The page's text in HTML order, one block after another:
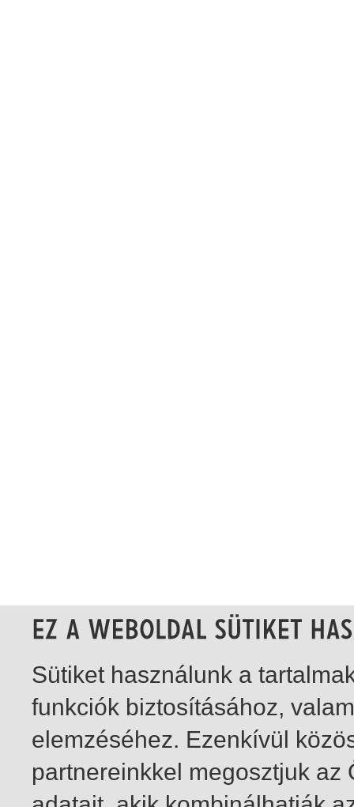
Sütiket használunk a
funkciók biztosításához,
elemzéséhez. Ezenkívül
partnereinkkel megosztjuk